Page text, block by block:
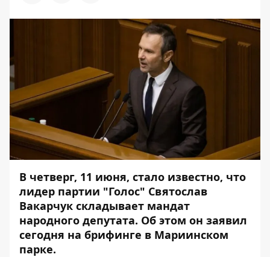
В четверг, 11 июня, стало известно, что
лидер партии "Голос" Святослав
Вакарчук складывает мандат
народного депутата. Об этом он заявил
сегодня на брифинге в Мариинском
парке.